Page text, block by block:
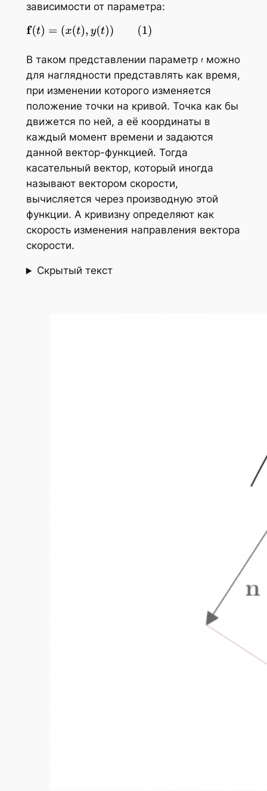
зависимости от параметра:
В таком представлении параметр можно
для наглядности представлять как время,
при изменении которого изменяется
положение точки на кривой. Точка как бы
движется по ней, а её координаты в
каждый момент времени и задаются
данной вектор-функцией. Тогда
касательный вектор, который иногда
называют вектором скорости,
вычисляется через производную этой
функции. А кривизну определяют как
скорость изменения направления вектора
скорости.
Скрытый текст